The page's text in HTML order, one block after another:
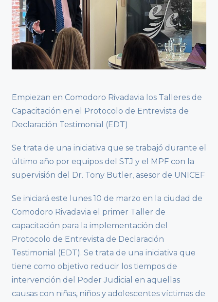
Empiezan en Comodoro Rivadavia los Talleres de
Capacitación en el Protocolo de Entrevista de
Declaración Testimonial (EDT)
Se trata de una iniciativa que se trabajó durante el
último año por equipos del STJ y el MPF con la
supervisión del Dr. Tony Butler, asesor de UNICEF
Se iniciará este lunes 10 de marzo en la ciudad de
Comodoro Rivadavia el primer Taller de
capacitación para la implementación del
Protocolo de Entrevista de Declaración
Testimonial (EDT). Se trata de una iniciativa que
tiene como objetivo reducir los tiempos de
intervención del Poder Judicial en aquellas
causas con niñas, niños y adolescentes víctimas de